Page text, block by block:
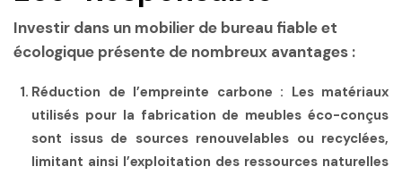
Investir dans un mobilier de bureau fiableet
écologique présente de nombreux avantages :
Réduction de l’empreinte carbone : Les matériaux
utilisés pour la fabrication de meubles éco-conçus
sont issus de sources renouvelables ou recyclées,
limitant ainsi l’exploitation des ressources naturelles